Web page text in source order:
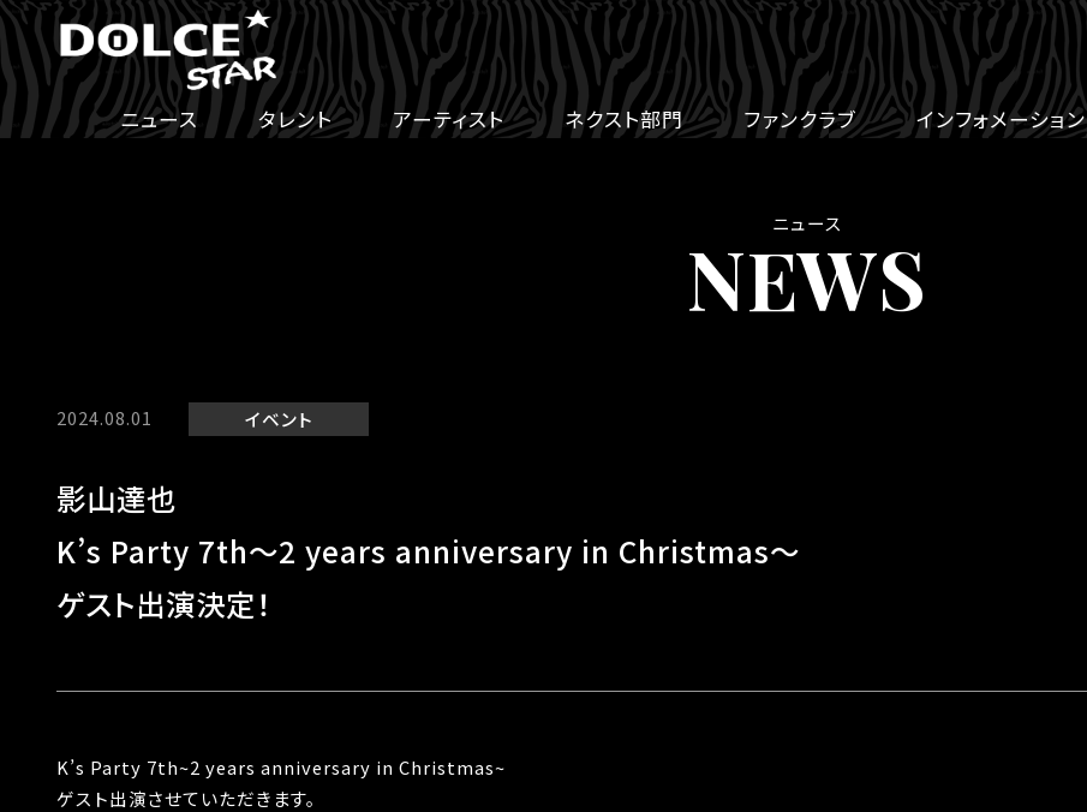
ニュース タレント アーティスト ネクスト部門 ファンクラブ インフォメーション
ニュース
NEWS
2024.08.01 イベント
影山達也
K’s Party 7th～2 years anniversary in Christmas～
ゲスト出演決定！
K’s Party 7th~2 years anniversary in Christmas~
ゲスト出演させていただきます。